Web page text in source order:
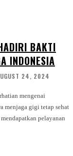
BAKTI
INDONESIA
24, 2024
menjaga gigi tetap sehat
pelayanan